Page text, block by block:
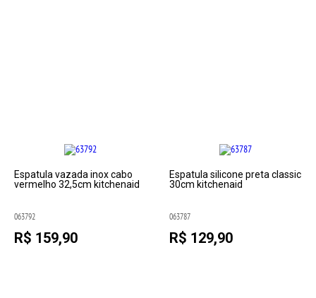
Espatula vazada inox cabo
vermelho 32,5cm kitchenaid
063792
R$ 159,90
Espatula silicone preta classic
30cm kitchenaid
063787
R$ 129,90